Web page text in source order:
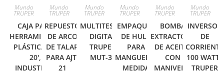
Mundo
TRUPER
CAJA PARA
HERRAMIENTA,
PLÁSTICA DE
20′,
INDUSTRIAL
Mundo
TRUPER
REPUESTO
DE ARCO
DE TALAR
PARA AJT-
21
Mundo
TRUPER
MULTITESTER
DIGITAL
TRUPER
MUT-33
Mundo
TRUPER
EMPAQUES
DE HULE
PARA
MANGUERA,
MEDIDA
Mundo
TRUPER
BOMBA
EXTRACTORA
DE ACEITE,
CON
MANIVELA,
Mundo
TRUPER
INVERSOR
DE
CORRIENTE
100 WATTS
TRUPER